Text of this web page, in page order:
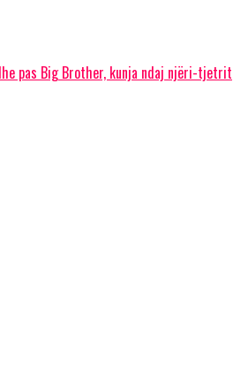
pas Big Brother, kunja ndaj njëri-tjetrit